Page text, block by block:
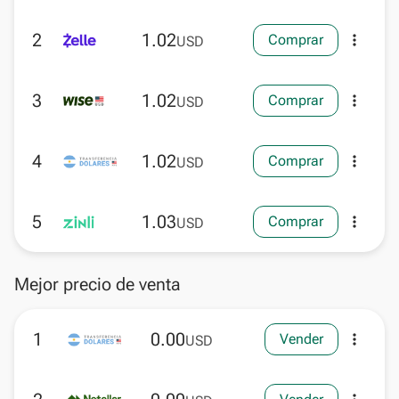
2 1.02USD Comprar more_vert
3 1.02USD Comprar more_vert
4 1.02USD Comprar more_vert
5 1.03USD Comprar more_vert
Mejor precio de venta
1 0.00USD Vender more_vert